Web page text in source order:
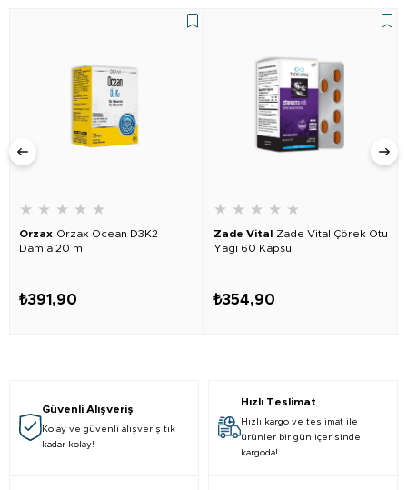
★ ★ ★ ★ ★
Orzax Orzax Ocean D3K2
Damla 20 ml
₺391,90
★ ★ ★ ★ ★
Zade Vital Zade Vital Çörek Otu
Yağı 60 Kapsül
₺354,90
Güvenli Alışveriş
Kolay ve güvenli alışveriş tık
kadar kolay!
Hızlı Teslimat
Hızlı kargo ve teslimat ile
ürünler bir gün içerisinde
kargoda!